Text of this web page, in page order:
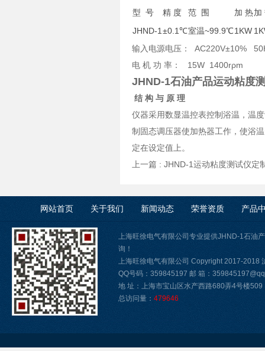
型 号
精 度
范 围
加 热加
JHND-1 ±0.1℃室温~99.9℃1KW
输入电源电压：
电 机 功 率： 15W 1400rρm
JHND-1石油产品运动粘度
结 构 与 原 理
仪器采用数显温控表控制浴温，温
制固态调压器使加热器工作，使浴
定在设定值上。
上一篇 : JHND-1运动粘度测试仪定
网站首页 关于我们 新闻动态 荣誉资质 产品
上海旺徐电气有限公司专业提供JHND-1石油
询！
上海旺徐电气有限公司 Copyright 2017-2018
QQ号码：359845197 邮 箱：
地 址：上海市宝山区水产西路680弄4号楼509
总访问量： 479646